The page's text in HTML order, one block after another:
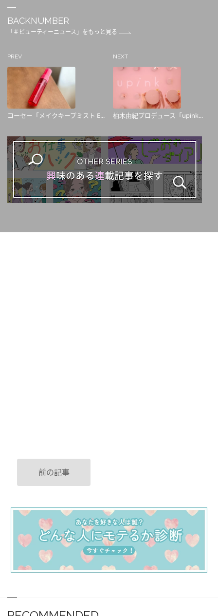
BACKNUMBER
「＃ビューティーニュース」をもっと見る
PREV
コーセー「メイクキープミスト E...
NEXT
柏木由紀プロデュース「upink...
前の記事